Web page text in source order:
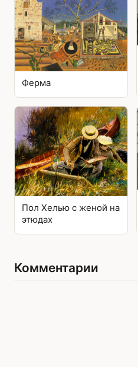
Ферма
Пол Хелью с женой на
этюдах
Комментарии